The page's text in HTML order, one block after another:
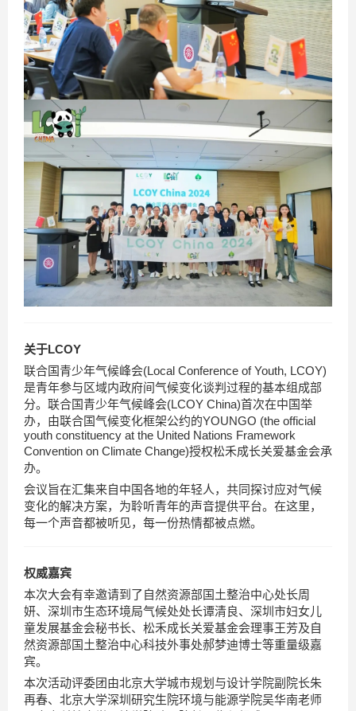
关于LCOY
联合国青少年气候峰会(Local Conference of Youth, LCOY)
是青年参与区域内政府间气候变化谈判过程的基本组成部
分。联合国青少年气候峰会(LCOY China)首次在中国举
办，由联合国气候变化框架公约的YOUNGO (the official
youth constituency at the United Nations Framework
Convention on Climate Change)授权松禾成长关爱基金会承
办。
会议旨在汇集来自中国各地的年轻人，共同探讨应对气候
变化的解决方案，为聆听青年的声音提供平台。在这里，
每一个声音都被听见，每一份热情都被点燃。
权威嘉宾
本次大会有幸邀请到了自然资源部国土整治中心处长周
妍、深圳市生态环境局气候处处长谭清良、深圳市妇女儿
童发展基金会秘书长、松禾成长关爱基金会理事王芳及自
然资源部国土整治中心科技外事处郝梦迪博士等重量级嘉
宾。
本次活动评委团由北京大学城市规划与设计学院副院长朱
再春、北京大学深圳研究生院环境与能源学院吴华南老师